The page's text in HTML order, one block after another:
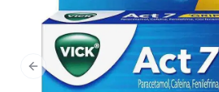
Previous slide